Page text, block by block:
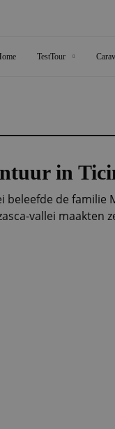
TestTour
in
beleefde de familie
vallei maakten